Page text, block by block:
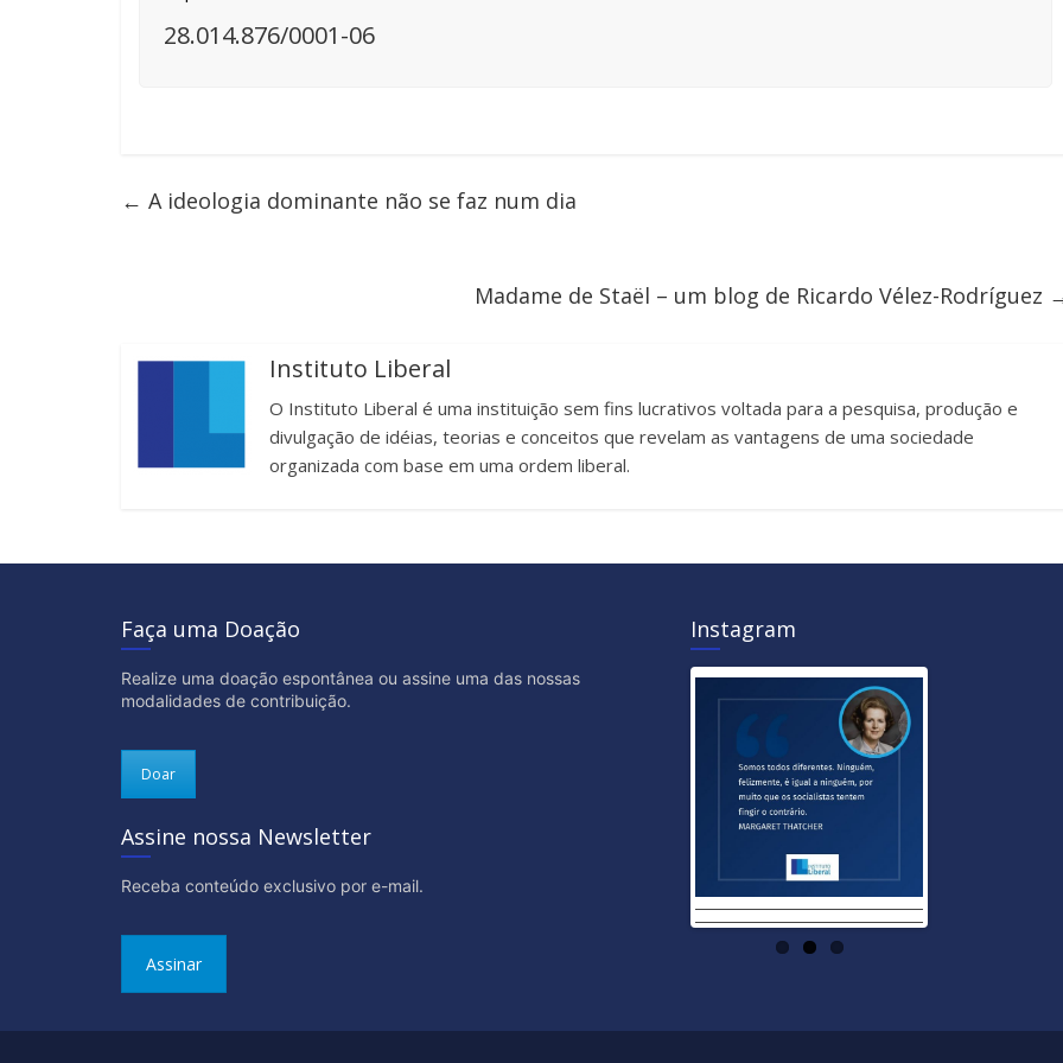
28.014.876/0001-06
← A ideologia dominante não se faz num dia
Madame de Staël – um blog de Ricardo Vélez-Rodríguez
Instituto Liberal
O Instituto Liberal é uma instituição sem fins lucrativos voltada para a pesquisa, produção e
divulgação de idéias, teorias e conceitos que revelam as vantagens de uma sociedade
organizada com base em uma ordem liberal.
Faça uma Doação
Realize uma doação espontânea ou assine uma das nossas
modalidades de contribuição.
Doar
Assine nossa Newsletter
Receba conteúdo exclusivo por e-mail.
Assinar
Instagram